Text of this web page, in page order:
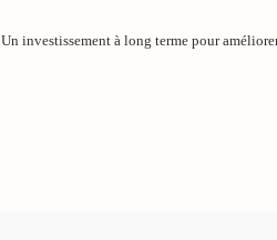
Un investissement à long terme pour